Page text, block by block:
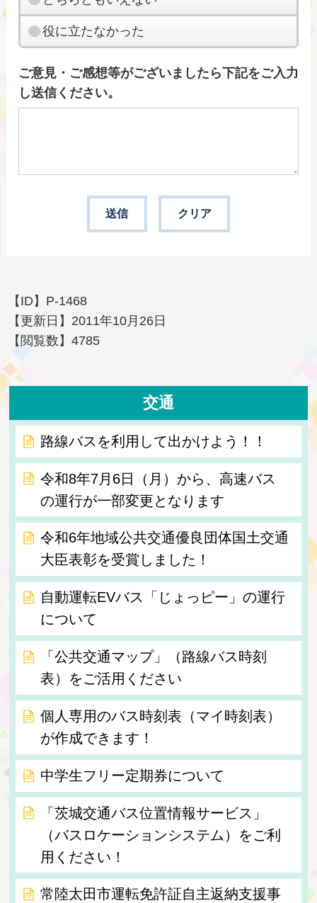
役に立たなかった
ご意見・ご感想等がございましたら下記をご入力
し送信ください。
【ID】 P-1468
【更新日】 2011年10月26日
【閲覧数】4785
交通
路線バスを利用して出かけよう！！
令和8年7月6日（月）から、高速バス
の運行が一部変更となります
令和6年地域公共交通優良団体国土交通
大臣表彰を受賞しました！
自動運転EVバス「じょっピー」の運行
について
「公共交通マップ」（路線バス時刻
表）をご活用ください
個人専用のバス時刻表（マイ時刻表）
が作成できます！
中学生フリー定期券について
「茨城交通バス位置情報サービス」
（バスロケーションシステム）をご利
用ください！
常陸太田市運転免許証自主返納支援事